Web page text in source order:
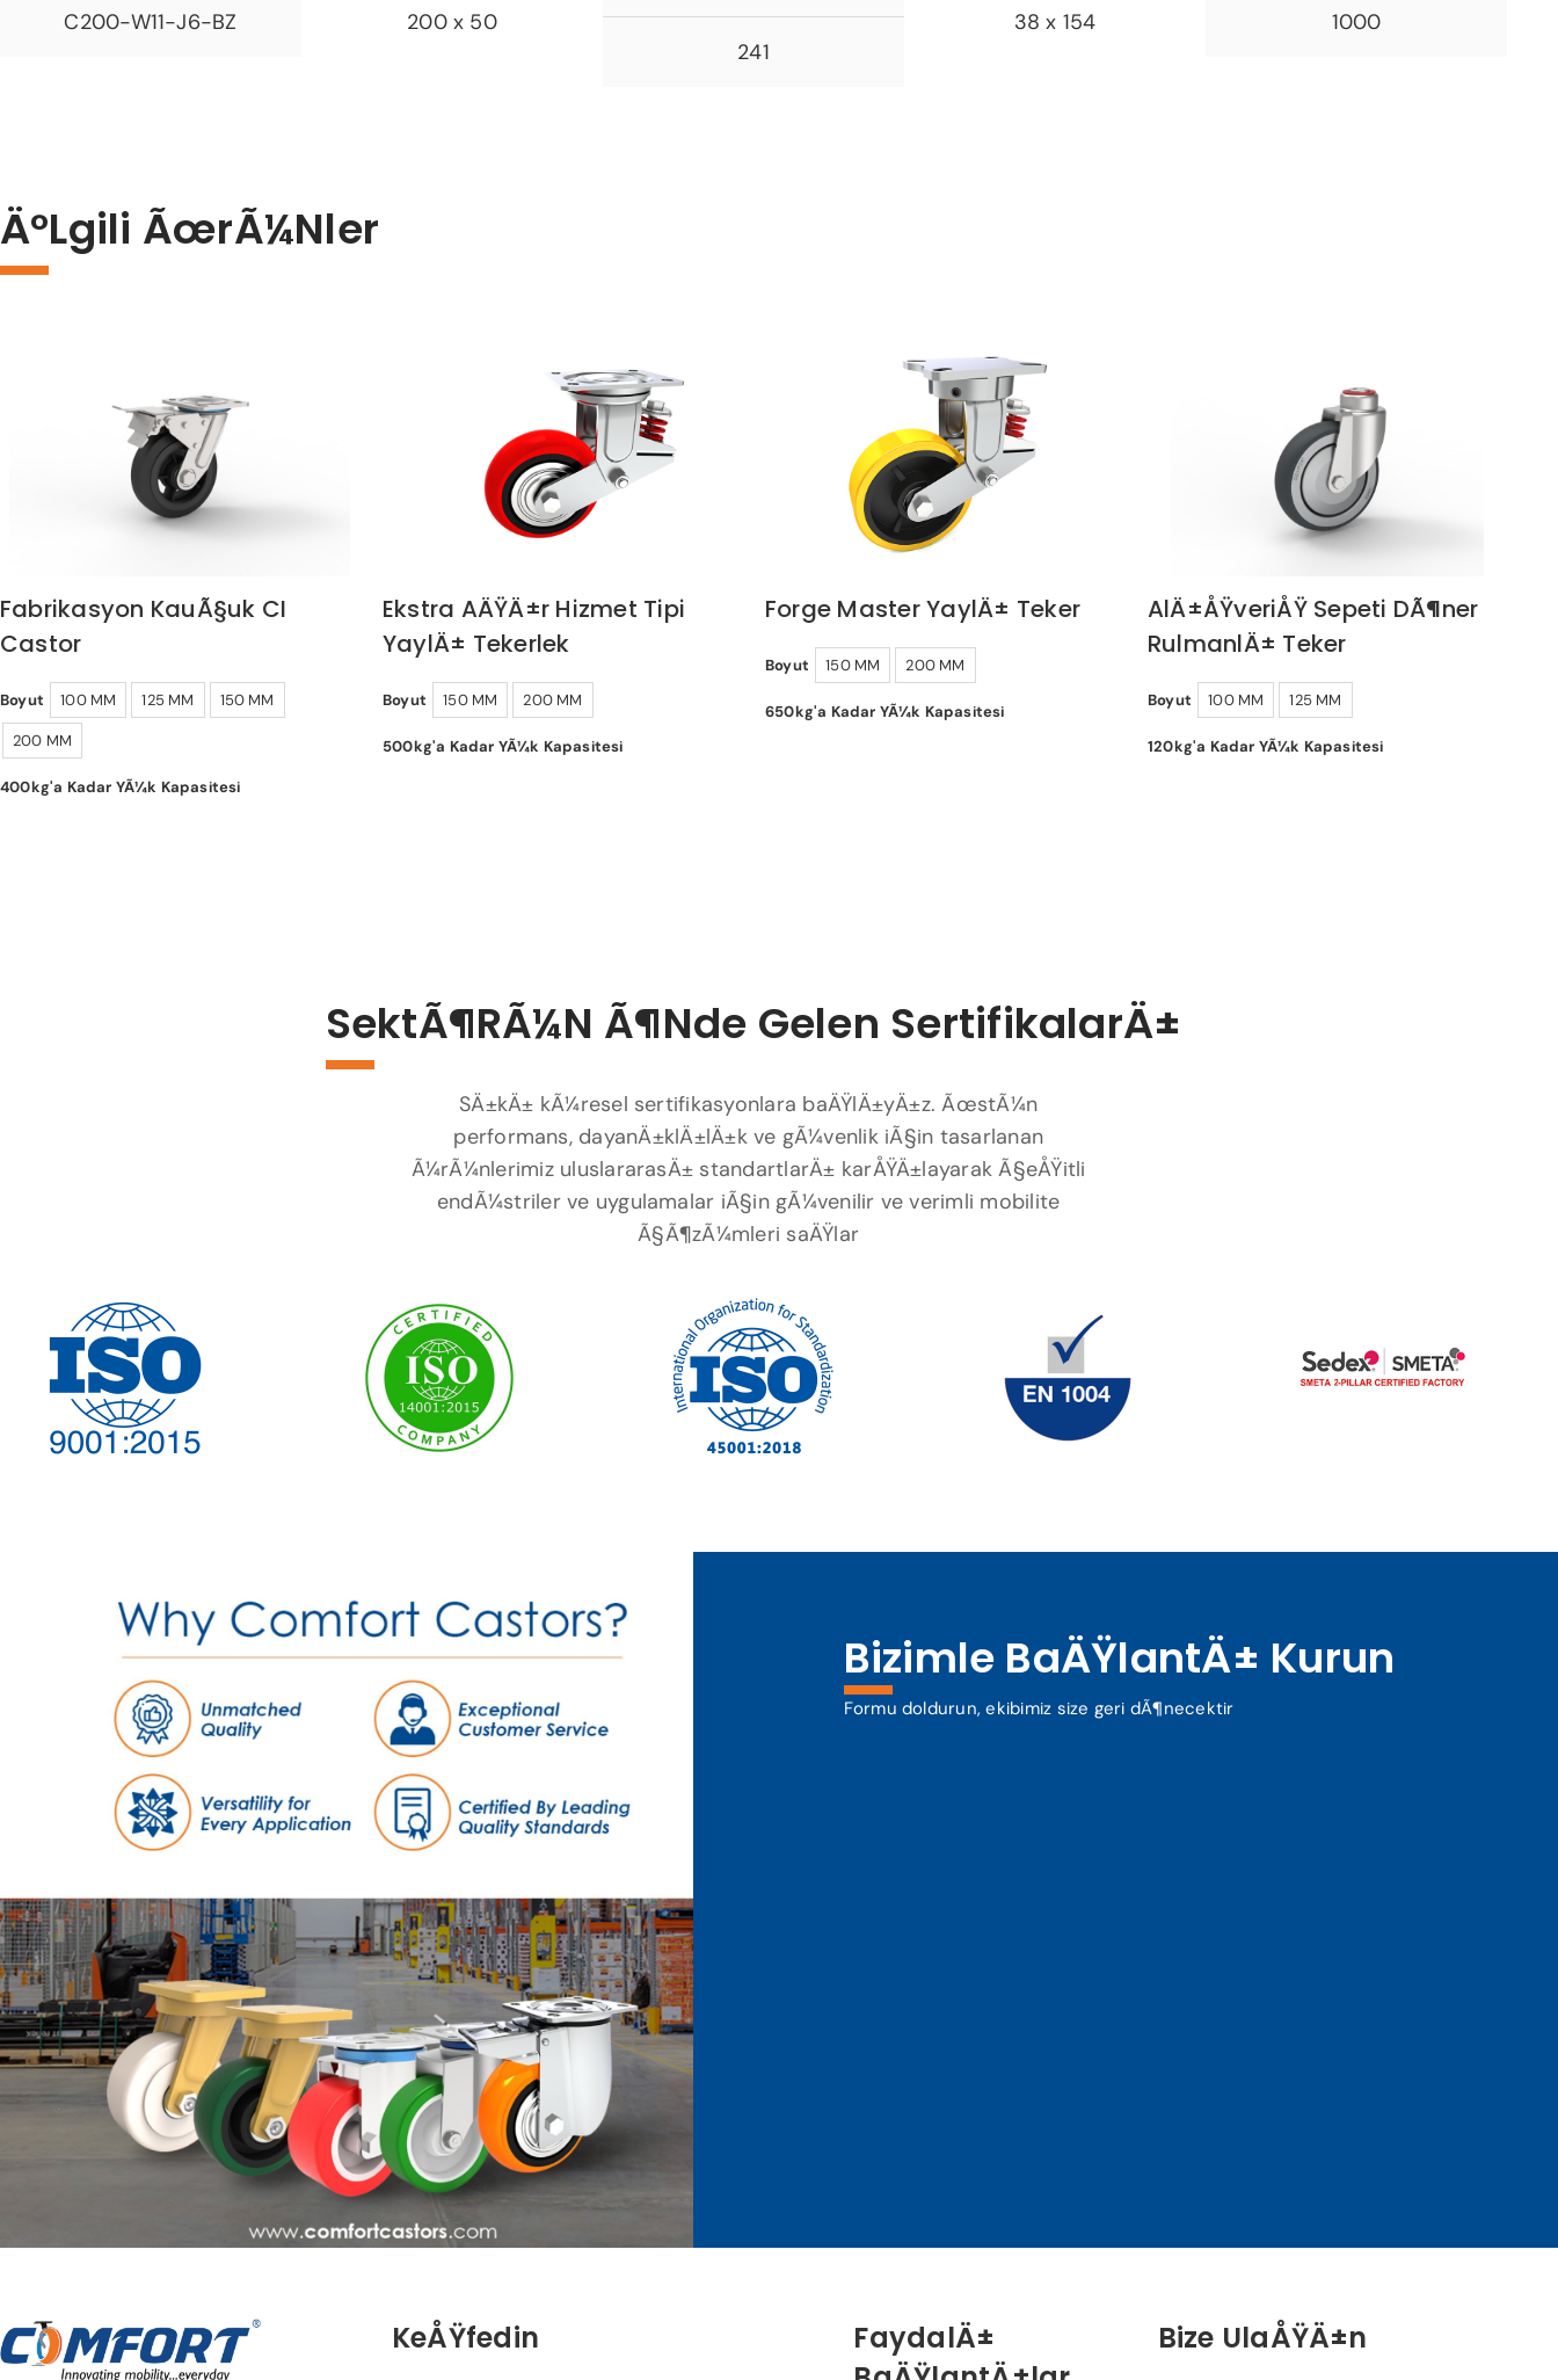
C200-W11-J6-BZ 200 x 50
241
38 x 154 1000
Ä°lgili ÃœrÃ¼nler
Fabrikasyon KauÃ§uk CI
Castor
Boyut 100 MM 125 MM 150 MM
200 MM
400kg'a Kadar YÃ¼k Kapasitesi
Ekstra AÄŸÄ±r Hizmet Tipi
YaylÄ± Tekerlek
Boyut 150 MM 200 MM
500kg'a Kadar YÃ¼k Kapasitesi
Forge Master YaylÄ± Teker
Boyut 150 MM 200 MM
650kg'a Kadar YÃ¼k Kapasitesi
AlÄ±ÅŸveriÅŸ Sepeti DÃ¶ner
RulmanlÄ± Teker
Boyut 100 MM 125 MM
120kg'a Kadar YÃ¼k Kapasitesi
SektÃ¶rÃ¼n Ã¶nde Gelen SertifikalarÄ±
SÄ±kÄ± kÃ¼resel sertifikasyonlara baÄŸlÄ±yÄ±z. ÃœstÃ¼n
performans, dayanÄ±klÄ±lÄ±k ve gÃ¼venlik iÃ§in tasarlanan
Ã¼rÃ¼nlerimiz uluslararasÄ± standartlarÄ± karÅŸÄ±layarak Ã§eÅŸitli
endÃ¼striler ve uygulamalar iÃ§in gÃ¼venilir ve verimli mobilite
Ã§Ã¶zÃ¼mleri saÄŸlar
Bizimle BaÄŸlantÄ± Kurun
Formu doldurun, ekibimiz size geri dÃ¶necektir
KeÅŸfedin
FaydalÄ±
Bize UlaÅŸÄ±n